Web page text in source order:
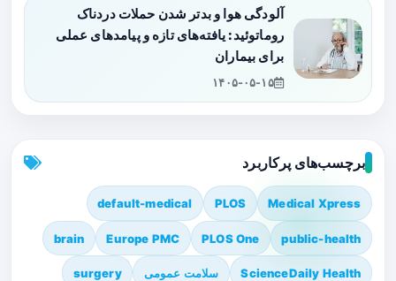
آلودگی هوا و بدتر شدن حملات دردناک
روماتوئید: یافته‌های تازه و پیامدهای عملی
برای بیماران
۱۴۰۵-۰۵-۱۵
برچسب‌های پرکاربرد
Medical Xpress
PLOS
default-medical
public-health
PLOS One
Europe PMC
brain
ScienceDaily Health سلامت عمومی surgery